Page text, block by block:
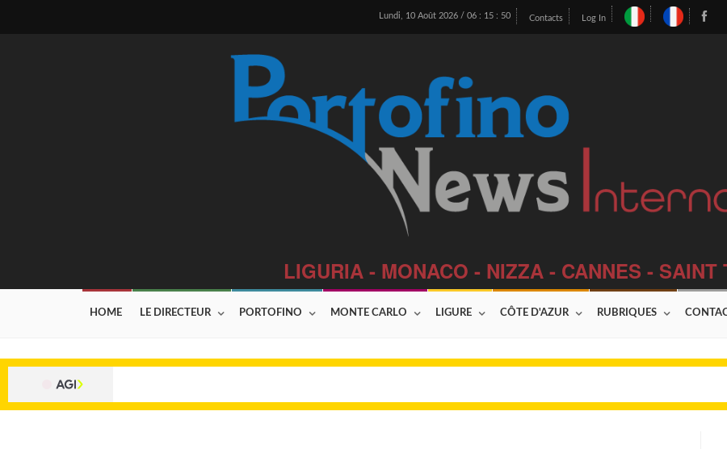
Lundi, 10 Août 2026 / 06 : 15 : 51 Contacts Log In
LIGURIA - MONACO - NIZZA - CANNES - SAINT
HOME LE DIRECTEUR PORTOFINO MONTE CARLO LIGURE CÔTE D'AZUR RUBRIQUES